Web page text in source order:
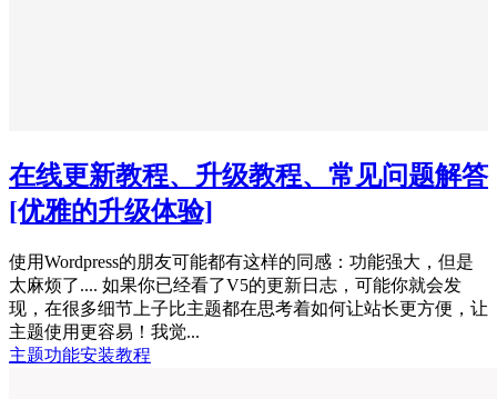
在线更新教程、升级教程、常见问题解答
[优雅的升级体验]
使用Wordpress的朋友可能都有这样的同感：功能强大，但是
太麻烦了.... 如果你已经看了V5的更新日志，可能你就会发
现，在很多细节上子比主题都在思考着如何让站长更方便，让
主题使用更容易！我觉...
主题功能安装教程